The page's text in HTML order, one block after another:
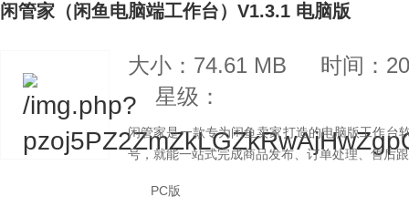
闲管家（闲鱼电脑端工作台）V1.3.1 电脑版
大小：74.61 MB
时间：
星级：
闲管家是一款专为闲鱼卖家打造的电脑版工作台
号，就能一站式完成商品发布、订单处理、售后
PC版